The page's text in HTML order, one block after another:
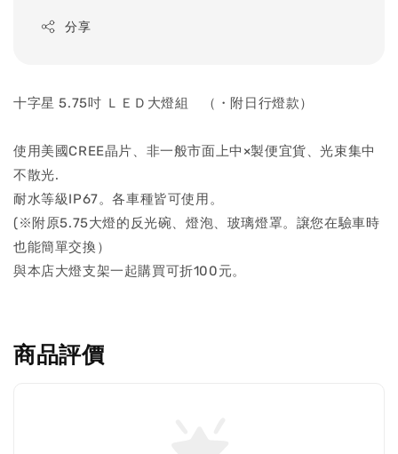
分享
十字星 5.75吋 ＬＥＤ大燈組 （・附日行燈款）
使用美國CREE晶片、非一般市面上中×製便宜貨、光束集中
不散光.
耐水等級IP67。各車種皆可使用。
(※附原5.75大燈的反光碗、燈泡、玻璃燈罩。譲您在驗車時
也能簡單交換）
與本店大燈支架一起購買可折100元。
商品評價